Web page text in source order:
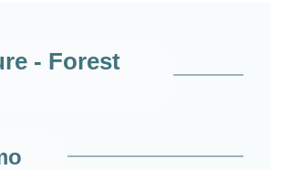
- Forest